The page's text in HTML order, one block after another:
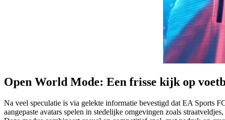
Open World Mode: Een frisse kijk op
Na veel speculatie is via gelekte informatie bevestigd dat EA Sports
aangepaste avatars spelen in stedelijke omgevingen zoals